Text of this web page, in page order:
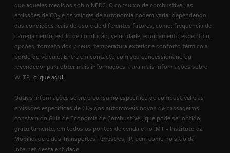
que aqueles medidos sob o NEDC. O consumo de combustível, as
emissões de CO2 e os valores de autonomia podem variar dependendo
das condições reais de uso e de diferentes fatores, como: frequência de
carregamento, estilo de condução, velocidade, equipamento específico,
opções, formato dos pneus, temperatura exterior e conforto térmico a
bordo do veículo. Entre em contacto com seu concessionário ou
revendedor para obter mais informações. Para mais informações sobre
WLTP, clique aqui .
Outras informações sobre o consumo específico de combustível e as
emissões específicas de CO2 dos automóveis novos de passageiros
constam do Guia de Economia de Combustível, que pode ser obtido,
gratuitamente, em todos os pontos de venda e no IMT - Instituto da
Mobilidade e dos Transportes Terrestres, IP, bem como no sítio da
Internet desta entidade.